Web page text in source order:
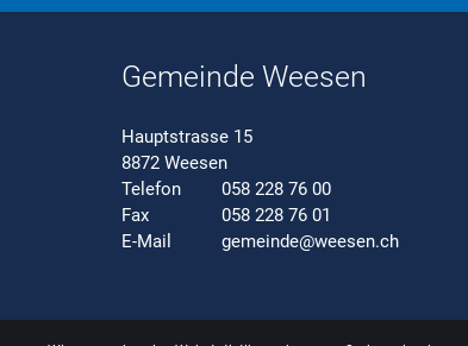
Gemeinde Weesen
Hauptstrasse 15
8872 Weesen
Telefon
058 228 76 00
Fax
058 228 76 01
E-Mail
gemeinde@weesen.ch